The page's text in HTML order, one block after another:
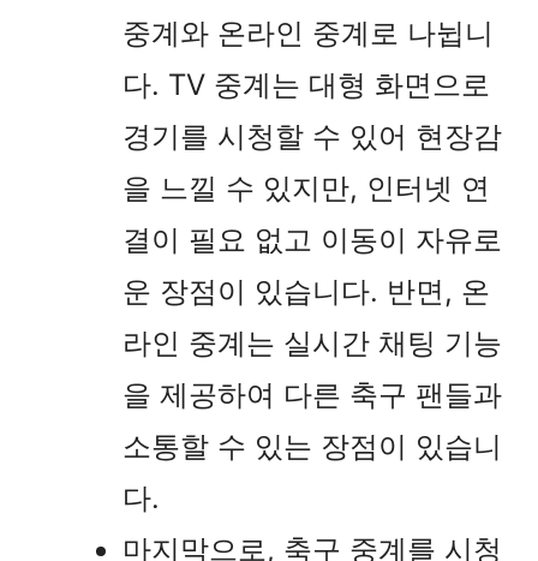
중계와 온라인 중계로 나뉩니
다. TV 중계는 대형 화면으로
경기를 시청할 수 있어 현장감
을 느낄 수 있지만, 인터넷 연
결이 필요 없고 이동이 자유로
운 장점이 있습니다. 반면, 온
라인 중계는 실시간 채팅 기능
을 제공하여 다른 축구 팬들과
소통할 수 있는 장점이 있습니
다.
마지막으로, 축구 중계를 시청